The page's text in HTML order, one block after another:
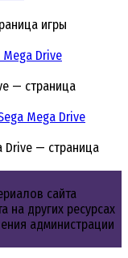
игры
— страница
Drive — страница
сайта
на других ресурсах
администрации